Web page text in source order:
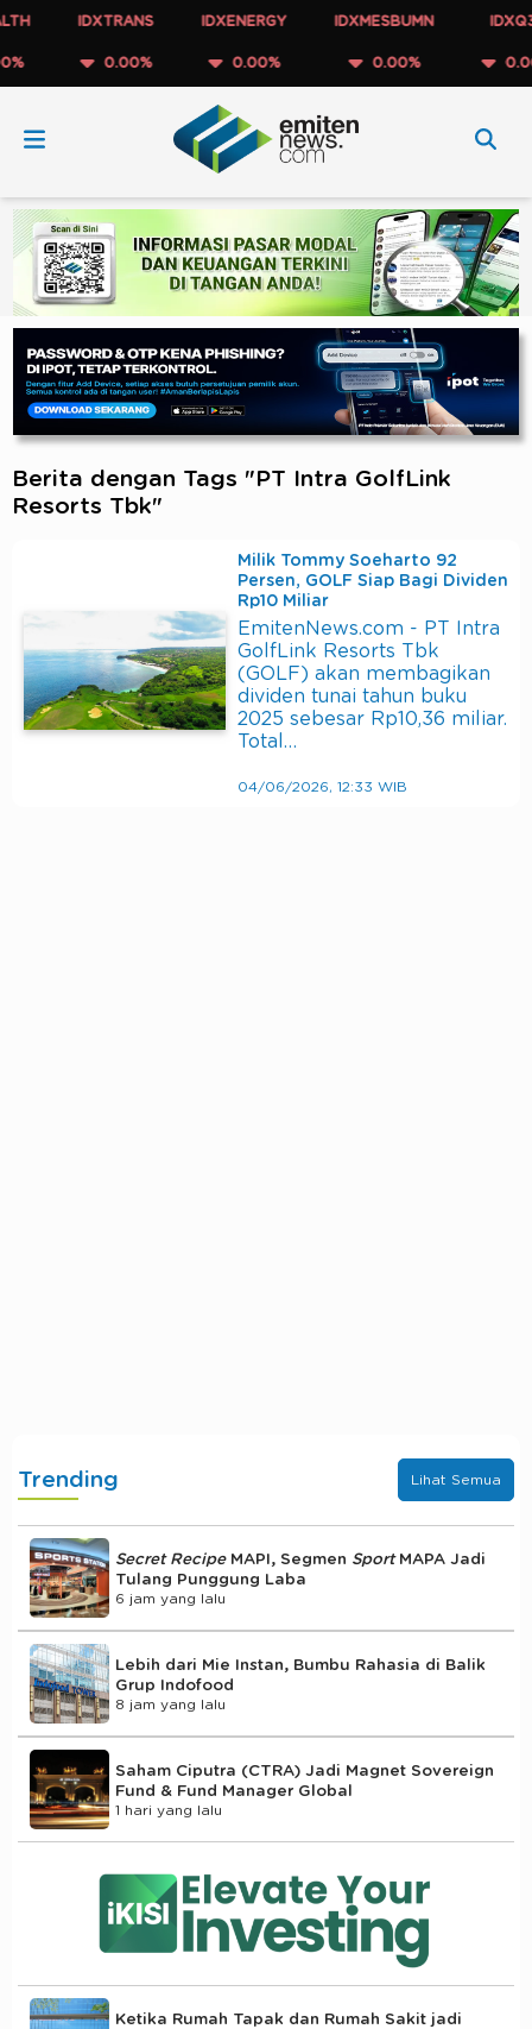
IDXTRANS
0.00%
IDXENERGY
0.00%
IDXMESBUMN
0.00%
IDXQ30
Berita dengan Tags "PT Intra GolfLink
Resorts Tbk"
Milik Tommy Soeharto 92
Persen, GOLF Siap Bagi Dividen
Rp10 Miliar
EmitenNews.com - PT Intra
GolfLink Resorts Tbk
(GOLF) akan membagikan
dividen tunai tahun buku
2025 sebesar Rp10,36 miliar.
Total…
04/06/2026, 12:33 WIB
Trending Lihat Semua
Secret RecipeMAPI, Segmen Sport MAPA Jadi
Tulang Punggung Laba
6 jam yang lalu
Lebih dari Mie Instan, Bumbu Rahasia di Balik
Grup Indofood
8 jam yang lalu
Saham Ciputra (CTRA) Jadi Magnet Sovereign
Fund & Fund Manager Global
1 hari yang lalu
Ketika Rumah Tapak dan Rumah Sakit jadi